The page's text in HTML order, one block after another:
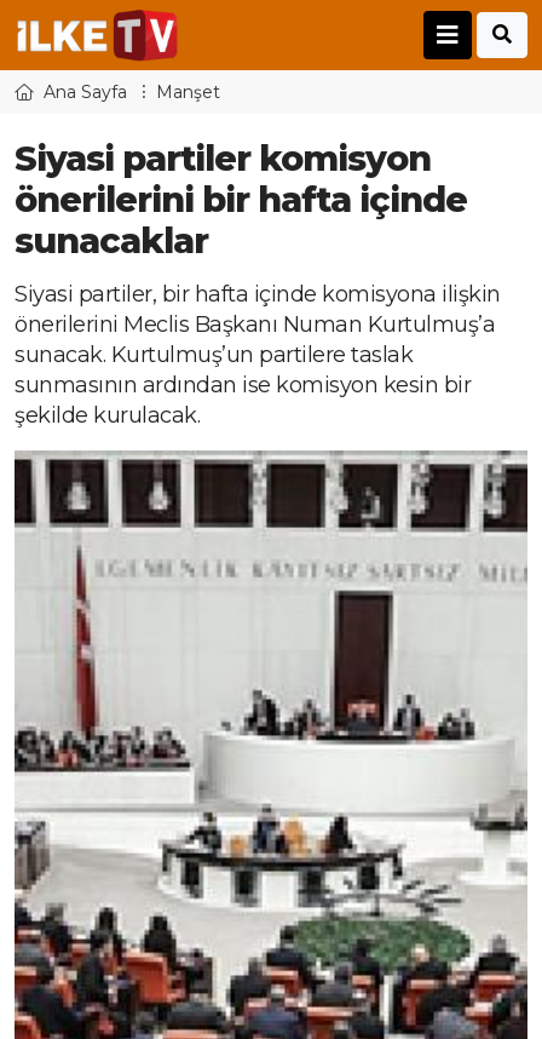
Ana Sayfa Manşet
Siyasi partiler komisyon
önerilerini bir hafta içinde
sunacaklar
Siyasi partiler, bir hafta içinde komisyona ilişkin
önerilerini Meclis Başkanı Numan Kurtulmuş’a
sunacak. Kurtulmuş’un partilere taslak
sunmasının ardından ise komisyon kesin bir
şekilde kurulacak.